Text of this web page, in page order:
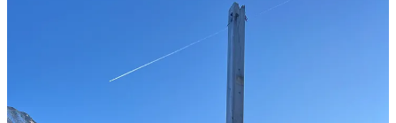
Automatisch kiezen voor het jaarabonnement met
als eerste (exclusieve) content ontvangen? Simpel, kik op
onderstaande button, vul je gegevens in en je bent erbij. Voilà!